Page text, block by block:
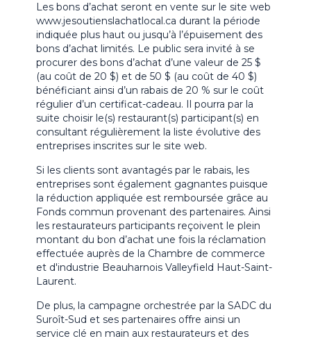
Les bons d’achat seront en vente sur le site web
www.jesoutienslachatlocal.ca durant la période
indiquée plus haut ou jusqu’à l’épuisement des
bons d’achat limités. Le public sera invité à se
procurer des bons d’achat d’une valeur de 25 $
(au coût de 20 $) et de 50 $ (au coût de 40 $)
bénéficiant ainsi d’un rabais de 20 % sur le coût
régulier d’un certificat-cadeau. Il pourra par la
suite choisir le(s) restaurant(s) participant(s) en
consultant régulièrement la liste évolutive des
entreprises inscrites sur le site web.
Si les clients sont avantagés par le rabais, les
entreprises sont également gagnantes puisque
la réduction appliquée est remboursée grâce au
Fonds commun provenant des partenaires. Ainsi
les restaurateurs participants reçoivent le plein
montant du bon d’achat une fois la réclamation
effectuée auprès de la Chambre de commerce
et d'industrie Beauharnois Valleyfield Haut-Saint-
Laurent.
De plus, la campagne orchestrée par la SADC du
Suroît-Sud et ses partenaires offre ainsi un
service clé en main aux restaurateurs et des